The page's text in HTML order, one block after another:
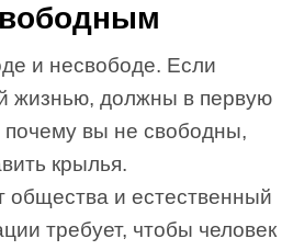
и несвободе. Если
жизнью, должны в первую
вы не свободны,
крылья.
и естественный
требует, чтобы человек